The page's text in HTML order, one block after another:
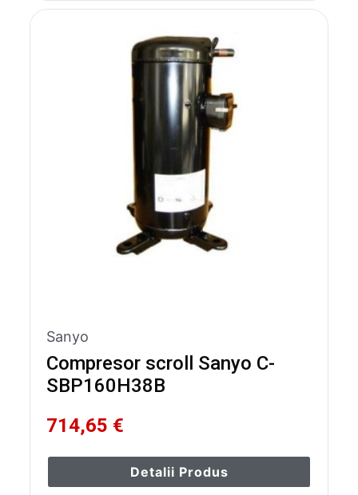
Sanyo
Compresor scroll Sanyo C-
SBP160H38B
714,65 €
Detalii Produs